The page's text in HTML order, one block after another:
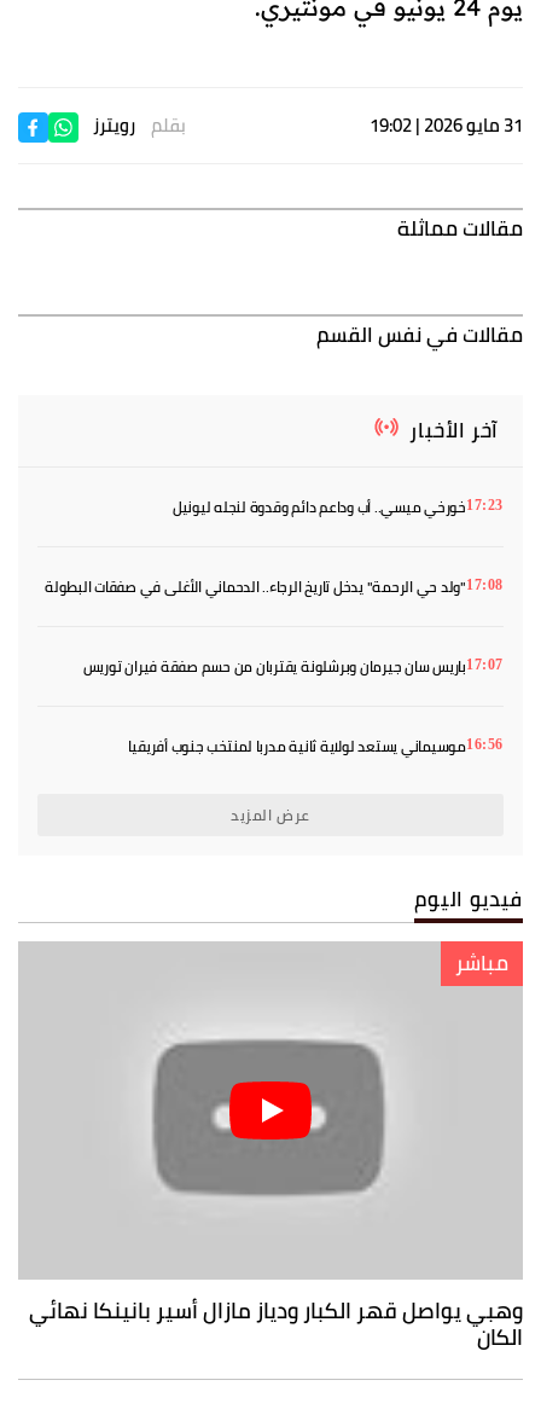
يوم 24 يونيو في مونتيري.
31 مايو 2026 | 19:02 بقلم رويترز
مقالات مماثلة
مقالات في نفس القسم
آخر الأخبار
17:23خورخي ميسي.. أب وداعم دائم وقدوة لنجله ليونيل
17:08"ولد حي الرحمة" يدخل تاريخ الرجاء.. الدحماني الأغلى في صفقات البطولة
17:07باريس سان جيرمان وبرشلونة يقتربان من حسم صفقة فيران توريس
16:56موسيماني يستعد لولاية ثانية مدربا لمنتخب جنوب أفريقيا
عرض المزيد
فيديو اليوم
مباشر
وهبي يواصل قهر الكبار ودياز مازال أسير بانينكا نهائي
الكان